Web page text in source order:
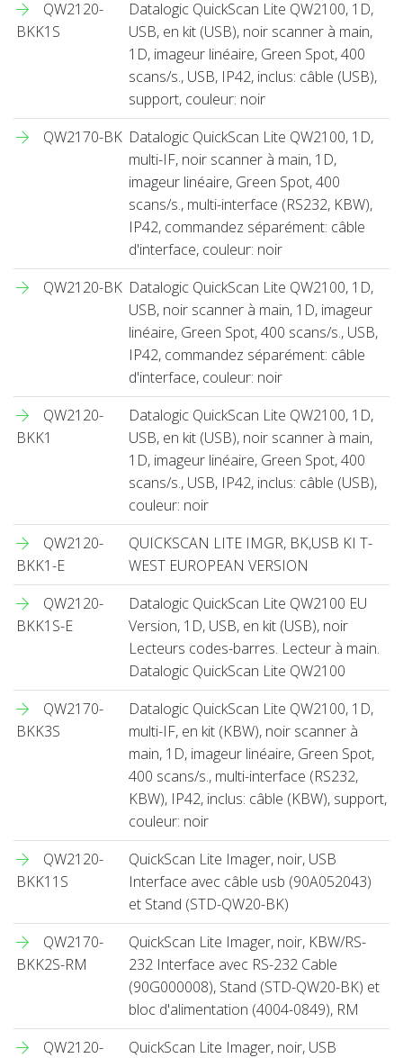
QW2120-
BKK1S
Datalogic QuickScan Lite QW2100, 1D,
USB, en kit (USB), noir scanner à main,
1D, imageur linéaire, Green Spot, 400
scans/s., USB, IP42, inclus: câble (USB),
support, couleur: noir
QW2170-BK Datalogic QuickScan Lite QW2100, 1D,
multi-IF, noir scanner à main, 1D,
imageur linéaire, Green Spot, 400
scans/s., multi-interface (RS232, KBW),
IP42, commandez séparément: câble
d'interface, couleur: noir
QW2120-BK Datalogic QuickScan Lite QW2100, 1D,
USB, noir scanner à main, 1D, imageur
linéaire, Green Spot, 400 scans/s., USB,
IP42, commandez séparément: câble
d'interface, couleur: noir
QW2120-
BKK1
Datalogic QuickScan Lite QW2100, 1D,
USB, en kit (USB), noir scanner à main,
1D, imageur linéaire, Green Spot, 400
scans/s., USB, IP42, inclus: câble (USB),
couleur: noir
QW2120-
BKK1-E
QUICKSCAN LITE IMGR, BK,USB KI T-
WEST EUROPEAN VERSION
QW2120-
BKK1S-E
Datalogic QuickScan Lite QW2100 EU
Version, 1D, USB, en kit (USB), noir
Lecteurs codes-barres. Lecteur à main.
Datalogic QuickScan Lite QW2100
QW2170-
BKK3S
Datalogic QuickScan Lite QW2100, 1D,
multi-IF, en kit (KBW), noir scanner à
main, 1D, imageur linéaire, Green Spot,
400 scans/s., multi-interface (RS232,
KBW), IP42, inclus: câble (KBW), support,
couleur: noir
QW2120-
BKK11S
QuickScan Lite Imager, noir, USB
Interface avec câble usb (90A052043)
et Stand (STD-QW20-BK)
QW2170-
BKK2S-RM
QuickScan Lite Imager, noir, KBW/RS-
232 Interface avec RS-232 Cable
(90G000008), Stand (STD-QW20-BK) et
bloc d'alimentation (4004-0849), RM
QW2120-
QuickScan Lite Imager, noir, USB